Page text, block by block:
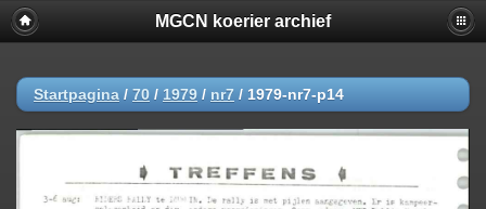
MGCN koerier archief
Startpagina / 70 / 1979 / nr7 / 1979-nr7-p14